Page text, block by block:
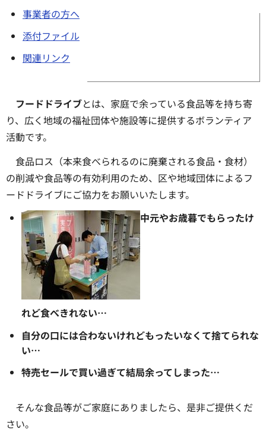
事業者の方へ
添付ファイル
関連リンク
フードドライブとは、家庭で余っている食品等を持ち寄
り、広く地域の福祉団体や施設等に提供するボランティア
活動です。
食品ロス（本来食べられるのに廃棄される食品・食材）
の削減や食品等の有効利用のため、区や地域団体によるフ
ードドライブにご協力をお願いいたします。
中元やお歳暮でもらったけ
れど食べきれない…
自分の口には合わないけれどもったいなくて捨てられな
い…
特売セールで買い過ぎて結局余ってしまった…
そんな食品等がご家庭にありましたら、是非ご提供くだ
さい。